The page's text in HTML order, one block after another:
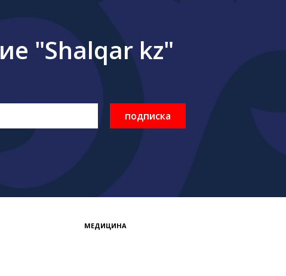
"Shalqar kz"
подписка
МЕДИЦИНА